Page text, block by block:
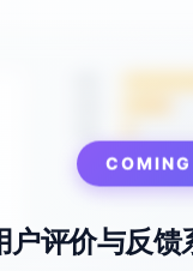
（来源：用户提供）
以性价比取胜（来源：用
机械提醒+高质礼盒”
源：我方与用户输入对照
户评价与反